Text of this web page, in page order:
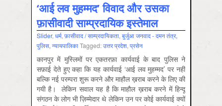
‘आई लव मुहम्मद’ विवाद और उसका
फ़ासीवादी साम्प्रदायिक इस्तेमाल
Slider, धर्म, फ़ासीवाद / साम्‍प्रदायिकता, बुर्जुआ जनवाद - दमन तंत्र,
पुलिस, न्‍यायपालिकाTagged:उत्तर प्रदेश, प्रसेन
कानपुर में मुस्लिमों पर एकतरफ़ा कार्यवाई के बाद पुलिस ने
सफ़ाई देते हुए कहा कि यह कार्यवाई ‘आई लव मुहम्मद’ पर नहीं
बल्कि नई परम्परा शुरू करने और माहौल ख़राब करने के लिए की
गयी है। लेकिन सवाल यह है कि माहौल ख़राब करने में हिन्दू
संगठन के लोग भी ज़िम्मेदार थे लेकिन उन पर कोई कार्यवाई क्यों